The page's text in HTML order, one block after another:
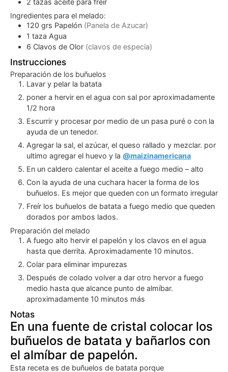
2 tazas aceite para freir
Ingredientes para el melado:
120 grs Papelón (Panela de Azucar)
1 taza Agua
6 Clavos de Olor (clavos de especia)
Instrucciones
Preparación de los buñuelos
Lavar y pelar la batata
poner a hervir en el agua con sal por aproximadamente
1/2 hora
Escurrir y procesar por medio de un pasa puré o con la
ayuda de un tenedor.
Agregar la sal, el azúcar, el queso rallado y mezclar. por
ultimo agregar el huevo y la @maizinamericana
En un caldero calentar el aceite a fuego medio – alto
Con la ayuda de una cuchara hacer la forma de los
buñuelos. Es mejor que queden con un formato irregular
Freír los buñuelos de batata a fuego medio que queden
dorados por ambos lados.
Preparación del melado
A fuego alto hervir el papelón y los clavos en el agua
hasta que derrita. Aproximadamente 10 minutos.
Colar para eliminar impurezas
Después de colado volver a dar otro hervor a fuego
medio hasta que alcance punto de almíbar.
aproximadamente 10 minutos más
Notas
En una fuente de cristal colocar los
buñuelos de batata y bañarlos con
el almíbar de papelón.
Esta receta es de buñuelos de batata porque